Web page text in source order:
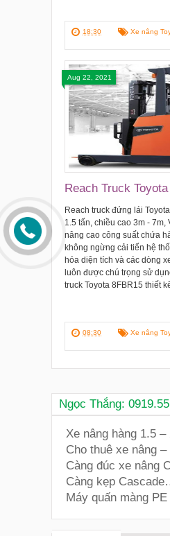
18:30 Xe nâng
Reach Truck
Reach truck đứng lái
1.5 tấn, chiều cao 3m - 7m,
nâng cao công suất chứa
không ngừng cải tiến hệ
hóa diện tích và các dòng
luôn được chú trọng sử
truck Toyota 8FBR15 thiết
08:30 Xe nâng
Aug 22, 2021
Ngọc Thắng:
Xe nâng hàng 1.5 –
Cho thuê xe nâng
Càng đúc xe nâng
Càng kẹp
Máy quấn màng